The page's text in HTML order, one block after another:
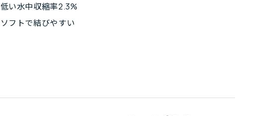
低い水中収縮率2.3%
ソフトで結びやすい